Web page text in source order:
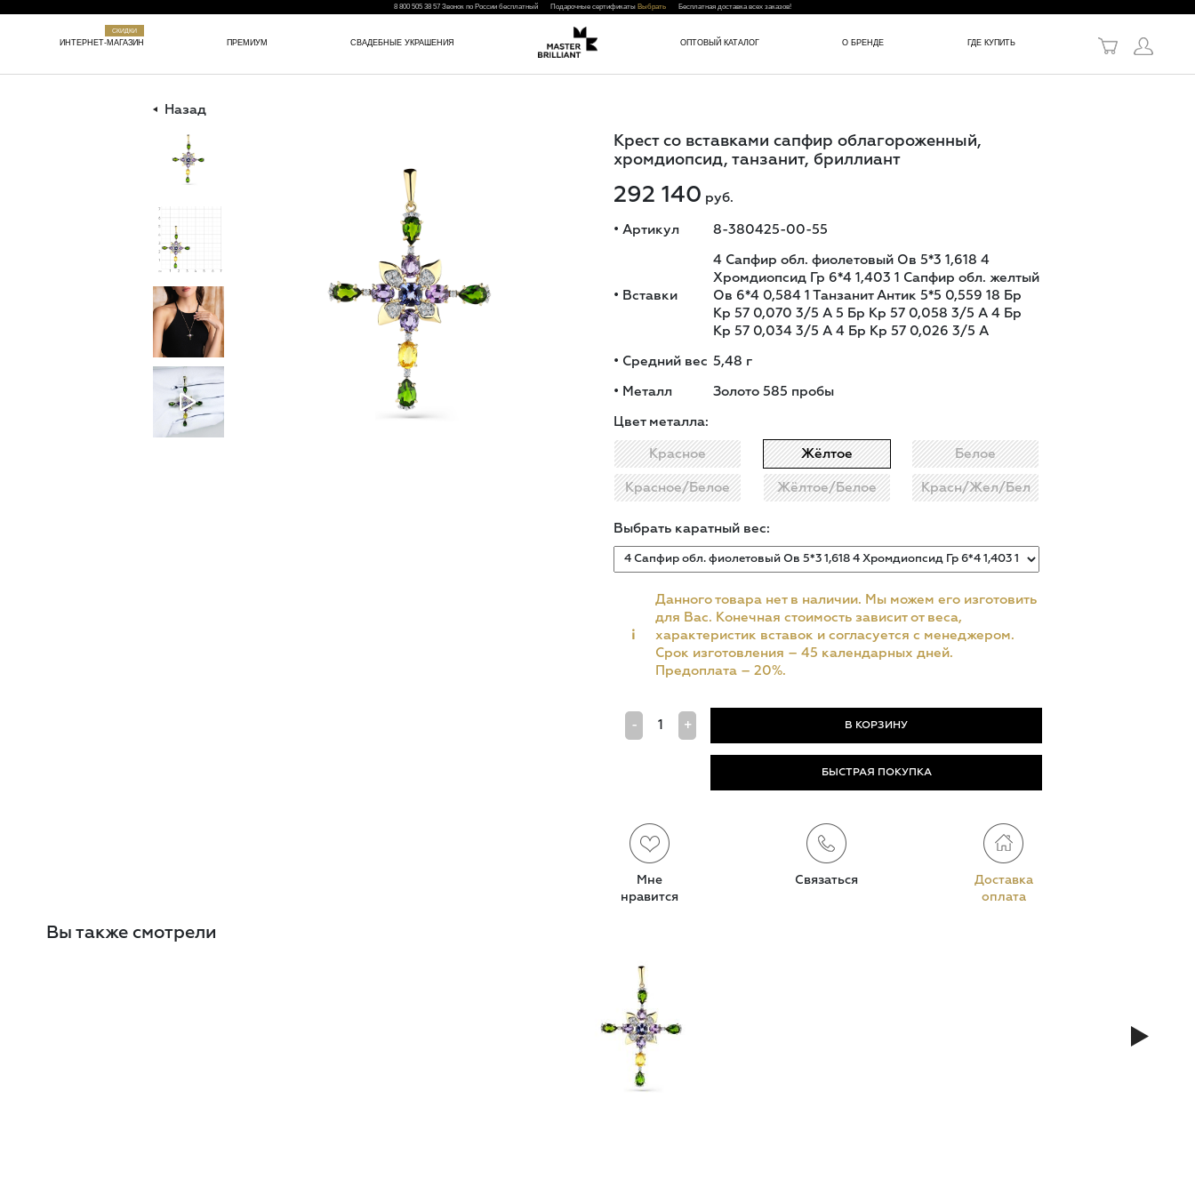
8 800 505 38 57Звонок по России бесплатный Подарочные сертификаты ВыбратьБесплатная доставка всех заказов!
СКИДКИ
ИНТЕРНЕТ-МАГАЗИН ПРЕМИУМ СВАДЕБНЫЕ УКРАШЕНИЯ ОПТОВЫЙ КАТАЛОГ О БРЕНДЕ ГДЕ КУПИТЬ
Назад
Крест со вставками сапфир облагороженный,
хромдиопсид, танзанит, бриллиант
292 140 руб.
• Артикул 8-380425-00-55
• Вставки
4 Сапфир обл. фиолетовый Ов 5*3 1,618 4
Хромдиопсид Гр 6*4 1,403 1 Сапфир обл. желтый
Ов 6*4 0,584 1 Танзанит Антик 5*5 0,559 18 Бр
Кр 57 0,070 3/5 А 5 Бр Кр 57 0,058 3/5 А 4 Бр
Кр 57 0,034 3/5 А 4 Бр Кр 57 0,026 3/5 А
• Средний вес 5,48 г
• Металл Золото 585 пробы
Цвет металла:
Красное Жёлтое Белое
Красное/Белое Жёлтое/Белое Красн/Жел/Бел
Выбрать каратный вес:
i
Данного товара нет в наличии. Мы можем его изготовить
для Вас. Конечная стоимость зависит от веса,
характеристик вставок и согласуется с менеджером.
Срок изготовления – 45 календарных дней.
Предоплата – 20%.
- +
БЫСТРАЯ ПОКУПКА
Мне
нравится
Связаться
Доставка
оплата
Вы также смотрели